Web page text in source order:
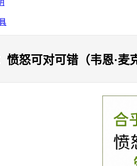
怒可对可错（韦恩·麦